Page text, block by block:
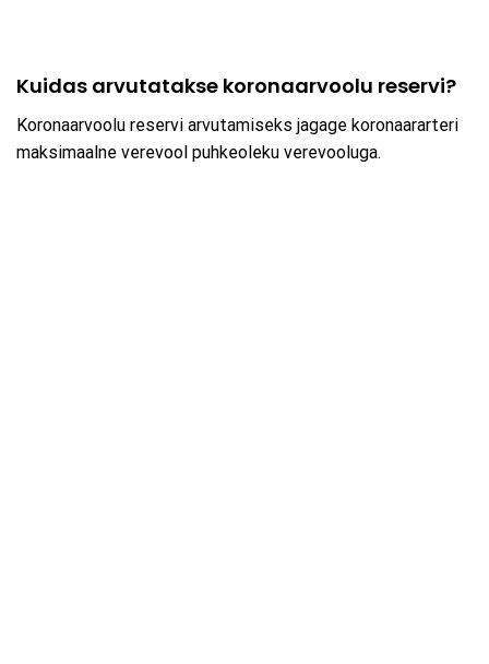
Kuidas arvutatakse koronaarvoolu reservi?
Koronaarvoolu reservi arvutamiseks jagage koronaararteri
maksimaalne verevool puhkeoleku verevooluga.